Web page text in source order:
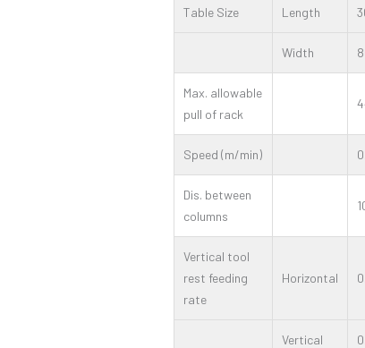
Table Size Length
Width
Max. allowable
pull of rack
Speed (m/min)
Dis. between
columns
Vertical tool
rest feeding
rate
Horizontal
Vertical